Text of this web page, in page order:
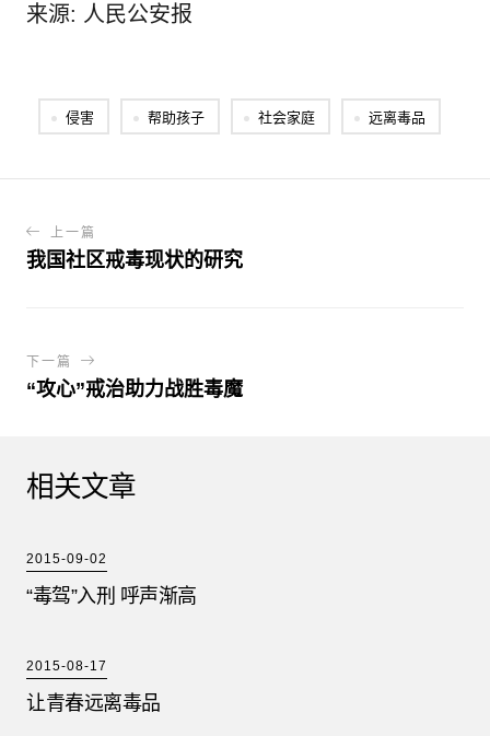
来源: 人民公安报
侵害 帮助孩子 社会家庭 远离毒品
上一篇
我国社区戒毒现状的研究
下一篇
“攻心”戒治助力战胜毒魔
相关文章
2015-09-02
“毒驾”入刑 呼声渐高
2015-08-17
让青春远离毒品